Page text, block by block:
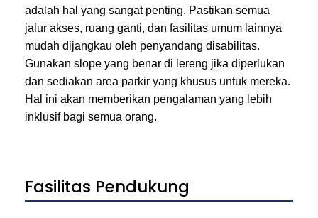
adalah hal yang sangat penting. Pastikan semua
jalur akses, ruang ganti, dan fasilitas umum lainnya
mudah dijangkau oleh penyandang disabilitas.
Gunakan slope yang benar di lereng jika diperlukan
dan sediakan area parkir yang khusus untuk mereka.
Hal ini akan memberikan pengalaman yang lebih
inklusif bagi semua orang.
Fasilitas Pendukung